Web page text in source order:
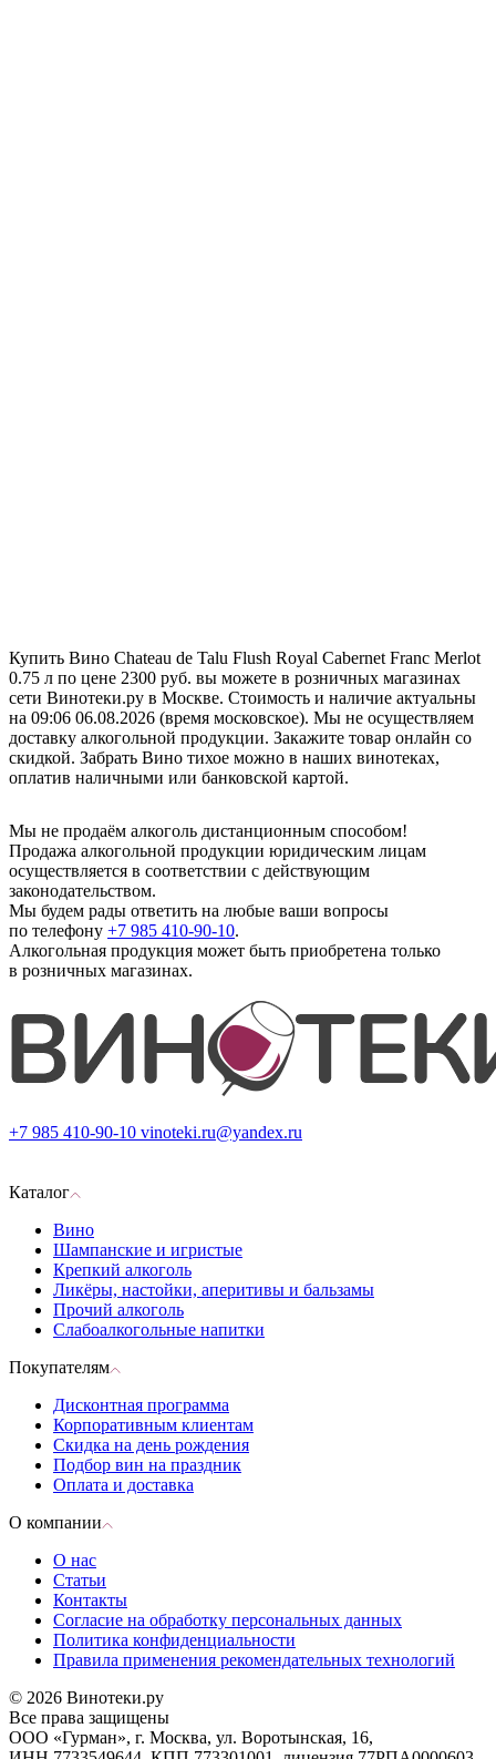
Купить Вино Chateau de Talu Flush Royal Cabernet Franc Merlot
0.75 л по цене 2300 руб. вы можете в розничных магазинах
сети Винотеки.ру в Москве. Стоимость и наличие актуальны
на 09:06 06.08.2026 (время московское). Мы не осуществляем
доставку алкогольной продукции. Закажите товар онлайн со
скидкой. Забрать Вино тихое можно в наших винотеках,
оплатив наличными или банковской картой.
Мы не продаём алкоголь дистанционным способом!
Продажа алкогольной продукции юридическим лицам
осуществляется в соответствии с действующим
законодательством.
Мы будем рады ответить на любые ваши вопросы
по телефону +7 985 410-90-10.
Алкогольная продукция может быть приобретена только
в розничных магазинах.
+7 985 410-90-10 vinoteki.ru@yandex.ru
Каталог
Вино
Шампанские и игристые
Крепкий алкоголь
Ликёры, настойки, аперитивы и бальзамы
Прочий алкоголь
Слабоалкогольные напитки
Покупателям
Дисконтная программа
Корпоративным клиентам
Скидка на день рождения
Подбор вин на праздник
Оплата и доставка
О компании
О нас
Статьи
Контакты
Согласие на обработку персональных данных
Политика конфиденциальности
Правила применения рекомендательных технологий
© 2026 Винотеки.ру
Все права защищены
ООО «Гурман», г. Москва, ул. Воротынская, 16,